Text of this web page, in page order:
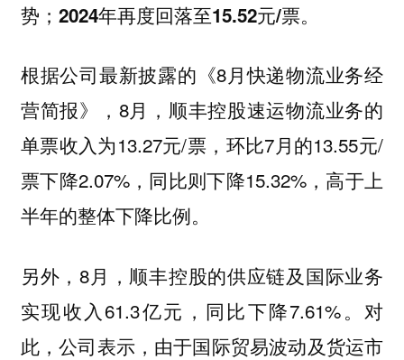
势；2024年再度回落至15.52元/票。
根据公司最新披露的《8月快递物流业务经
营简报》，8月，顺丰控股速运物流业务的
单票收入为13.27元/票，环比7月的13.55元/
票下降2.07%，同比则下降15.32%，高于上
半年的整体下降比例。
另外，8月，顺丰控股的供应链及国际业务
实现收入61.3亿元，同比下降7.61%。对
此，公司表示，由于国际贸易波动及货运市